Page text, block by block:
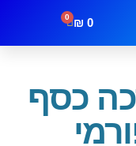
0
₪
0
כסף